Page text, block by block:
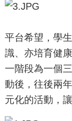
平台希望，學
識、亦培育健
一階段為一個
動後，往後兩
元化的活動，